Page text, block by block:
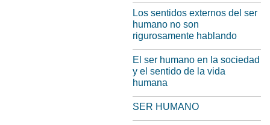
Los sentidos externos del ser
humano no son
rigurosamente hablando
El ser humano en la sociedad
y el sentido de la vida
humana
SER HUMANO